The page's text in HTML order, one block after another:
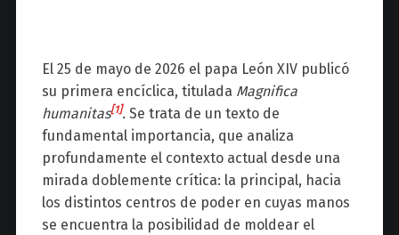
El 25 de mayo de 2026 el papa León XIV publicó
su primera encíclica, titulada Magnifica
humanitas[1]. Se trata de un texto de
fundamental importancia, que analiza
profundamente el contexto actual desde una
mirada doblemente crítica: la principal, hacia
los distintos centros de poder en cuyas manos
se encuentra la posibilidad de moldear el